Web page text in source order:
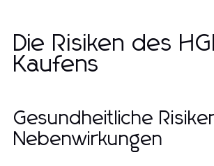
Die Risiken des
Kaufens
Gesundheitliche
Nebenwirkungen